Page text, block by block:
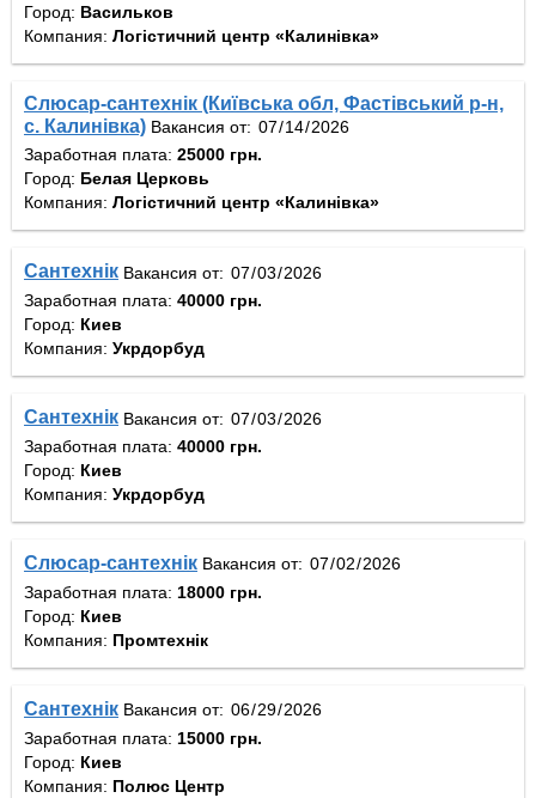
Город: Васильков
Компания: Логістичний центр «Калинівка»
Слюсар-сантехнік (Київська обл, Фастівський р-н,
с. Калинівка) Вакансия от:
Заработная плата: 25000 грн.
Город: Белая Церковь
Компания: Логістичний центр «Калинівка»
Сантехнік Вакансия от:
Заработная плата: 40000 грн.
Город: Киев
Компания: Укрдорбуд
Сантехнік Вакансия от:
Заработная плата: 40000 грн.
Город: Киев
Компания: Укрдорбуд
Слюсар-сантехнік Вакансия от:
Заработная плата: 18000 грн.
Город: Киев
Компания: Промтехнік
Сантехнік Вакансия от:
Заработная плата: 15000 грн.
Город: Киев
Компания: Полюс Центр